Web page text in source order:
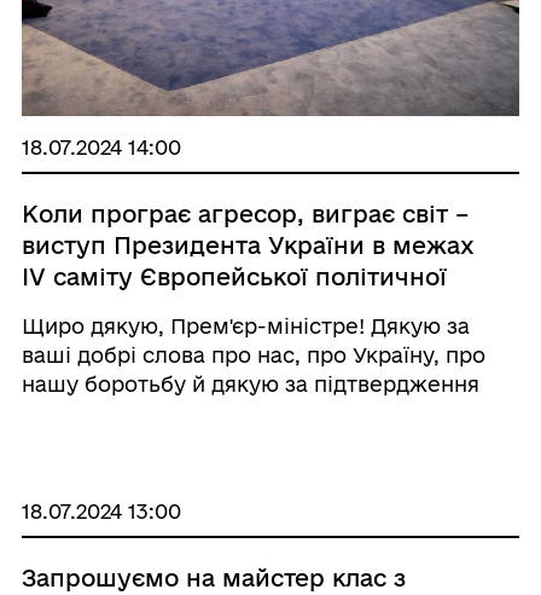
18.07.2024 14:00
Коли програє агресор, виграє світ –
виступ Президента України в межах
ІV саміту Європейської політичної
Щиро дякую, Прем'єр-міністре! Дякую за
ваші добрі слова про нас, про Україну, про
нашу боротьбу й дякую за підтвердження
зберігають ви ...
18.07.2024 13:00
Запрошуємо на майстер клас з